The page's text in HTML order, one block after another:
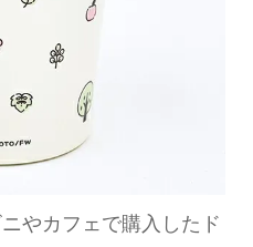
やカフェで購入したド